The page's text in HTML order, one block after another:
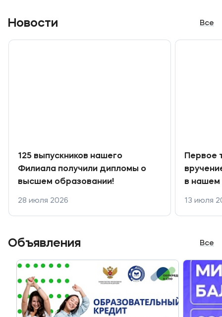
Контакты
+7 (4852) 25-25-51
+7-968-593-08-28 - сотовый
Полезное
Банковские реквизиты
Мы в соцсетях
Новости Все
125 выпускников нашего
Филиала получили дипломы о
высшем образовании!
28 июля 2026
Первое
в нашем
13 июля
Объявления Все